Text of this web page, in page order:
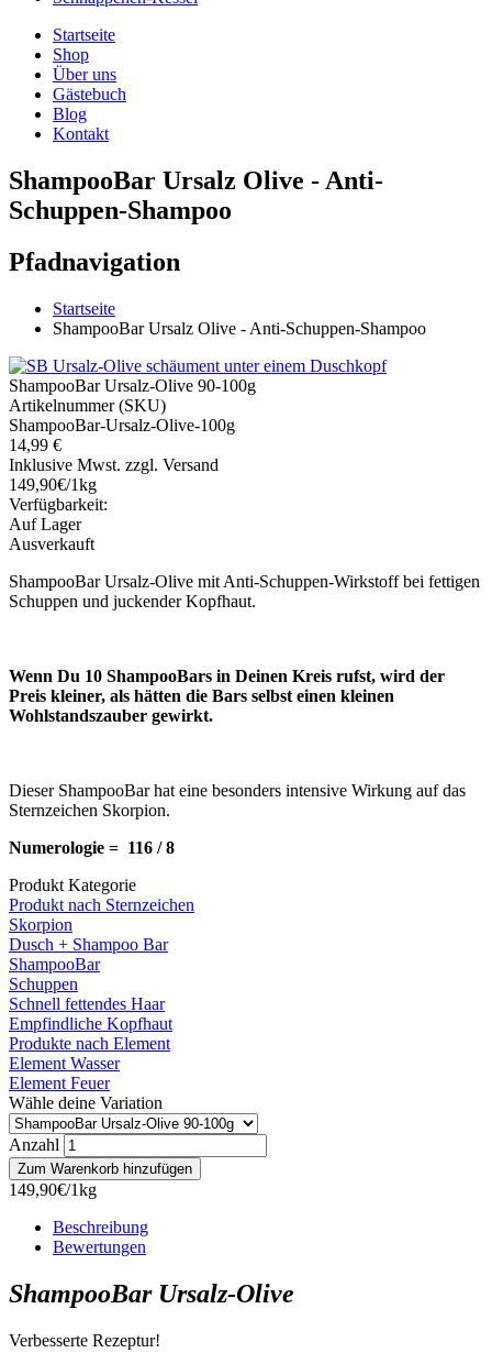
Startseite
Shop
Über uns
Gästebuch
Blog
Kontakt
ShampooBar Ursalz Olive - Anti-
Schuppen-Shampoo
Pfadnavigation
Startseite
ShampooBar Ursalz Olive - Anti-Schuppen-Shampoo
ShampooBar Ursalz-Olive 90-100g
Artikelnummer (SKU)
ShampooBar-Ursalz-Olive-100g
14,99 €
Inklusive Mwst. zzgl. Versand
149,90€/1kg
Verfügbarkeit:
Auf Lager
Ausverkauft
ShampooBar Ursalz-Olive mit Anti-Schuppen-Wirkstoff bei fettigen
Schuppen und juckender Kopfhaut.
Wenn Du 10 ShampooBars in Deinen Kreis rufst, wird der
Preis kleiner, als hätten die Bars selbst einen kleinen
Wohlstandszauber gewirkt.
Dieser ShampooBar hat eine besonders intensive Wirkung auf das
Sternzeichen Skorpion.
Numerologie = 116 / 8
Produkt Kategorie
Produkt nach Sternzeichen
Skorpion
Dusch + Shampoo Bar
ShampooBar
Schuppen
Schnell fettendes Haar
Empfindliche Kopfhaut
Produkte nach Element
Element Wasser
Element Feuer
Wähle deine Variation
Anzahl
149,90€/1kg
Beschreibung
Bewertungen
ShampooBar Ursalz-Olive
Verbesserte Rezeptur!